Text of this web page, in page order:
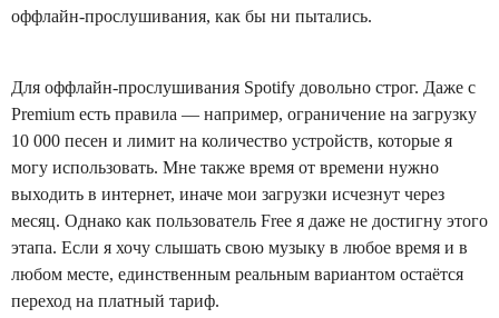
оффлайн-прослушивания, как бы ни пытались.
Для оффлайн-прослушивания Spotify довольно строг. Даже с
Premium есть правила — например, ограничение на загрузку
10 000 песен и лимит на количество устройств, которые я
могу использовать. Мне также время от времени нужно
выходить в интернет, иначе мои загрузки исчезнут через
месяц. Однако как пользователь Free я даже не достигну этого
этапа. Если я хочу слышать свою музыку в любое время и в
любом месте, единственным реальным вариантом остаётся
переход на платный тариф.